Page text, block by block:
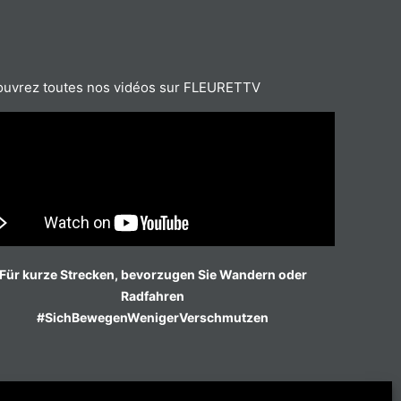
toutes nos vidéos sur FLEURETTV
kurze Strecken, bevorzugen Sie Wandern oder
Radfahren
#SichBewegenWenigerVerschmutzen